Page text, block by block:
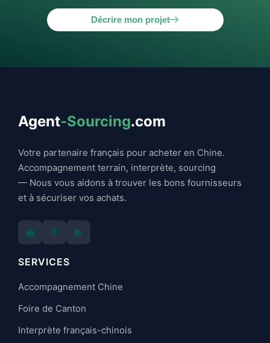
Décrire mon projet
Agent-Sourcing.com
Votre partenaire français pour acheter en Chine.
Accompagnement terrain, interprète, sourcing
— Nous vous aidons à trouver les bons fournisseurs
et à sécuriser vos achats.
💼 💬 ▶️
SERVICES
Accompagnement Chine
Foire de Canton
Interprète français-chinois